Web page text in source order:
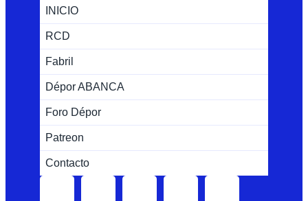
INICIO
RCD
Fabril
Dépor ABANCA
Foro Dépor
Patreon
Contacto